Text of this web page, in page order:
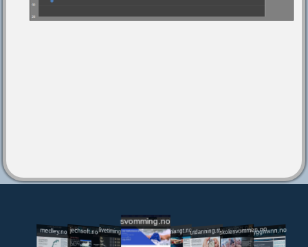
medley.no jechsoft.nolivetiming.medley.no
svomming.no
svomlangt.noutdanning.svomming.no
skolesvommen.notryggivann.no